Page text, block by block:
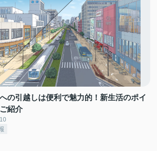
の引越しは便利で魅力的！新生活のポイ
紹介